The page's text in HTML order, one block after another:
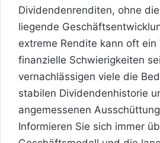
Dividendenrenditen, ohne
liegende
extreme Rendite kann oft ein
finanzielle Schwierigkeiten
vernachlässigen viele die
stabilen Dividendenhistorie
angemessenen
Informieren Sie sich immer